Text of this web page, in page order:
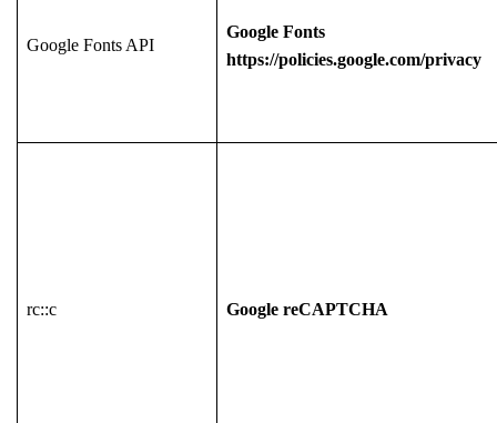
Google Fonts API
Google Fonts
https://policies.google.com/privacy
rc::c Google reCAPTCHA